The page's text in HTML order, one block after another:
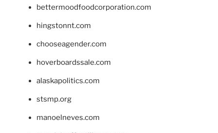
bettermoodfoodcorporation.com
hingstonnt.com
chooseagender.com
hoverboardssale.com
alaskapolitics.com
stsmp.org
manoelneves.com